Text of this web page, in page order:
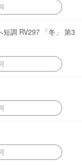
調 RV297 「冬」 第3